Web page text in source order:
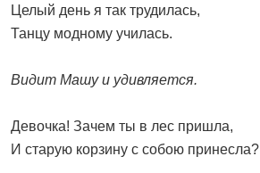
Целый день я так трудилась,
Танцу модному училась.
Видит Машу и удивляется.
Девочка! Зачем ты в лес пришла,
И старую корзину с собою принесла?